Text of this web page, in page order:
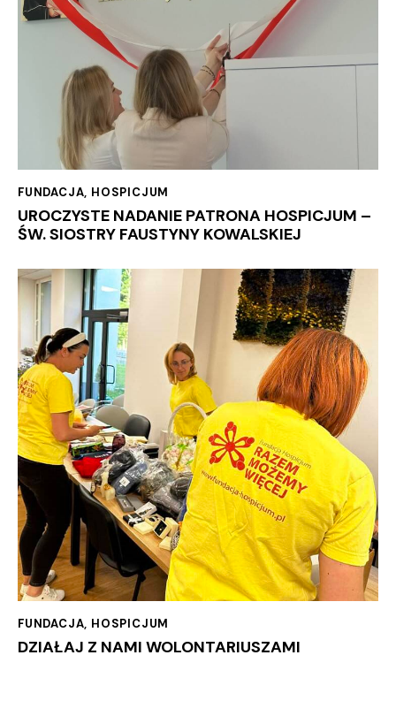
FUNDACJA, HOSPICJUM
UROCZYSTE NADANIE PATRONA HOSPICJUM –
ŚW. SIOSTRY FAUSTYNY KOWALSKIEJ
FUNDACJA, HOSPICJUM
DZIAŁAJ Z NAMI WOLONTARIUSZAMI